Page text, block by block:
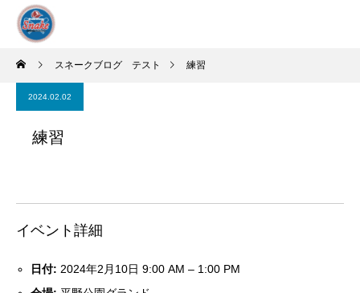
スネークブログ テスト 練習
2024.02.02
練習
イベント詳細
日付: 2024年2月10日 9:00 AM – 1:00 PM